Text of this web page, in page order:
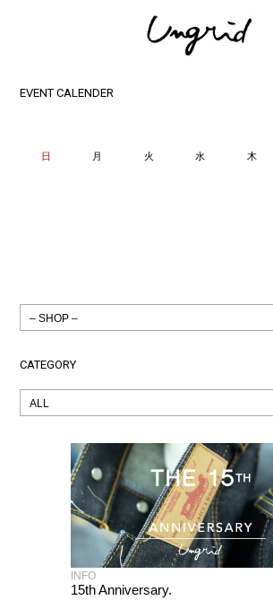
EVENT CALENDER
日 月 火 水 木
CATEGORY
INFO
15th Anniversary.